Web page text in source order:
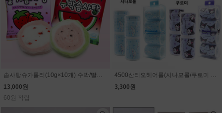
솜사탕슈가롤리(10g×10개) 수박/딸기 선택 (1개 1300원)
13,000원
60원 적립
4500산리오헤어롤(시나모롤/쿠로미 선택)
3,300원